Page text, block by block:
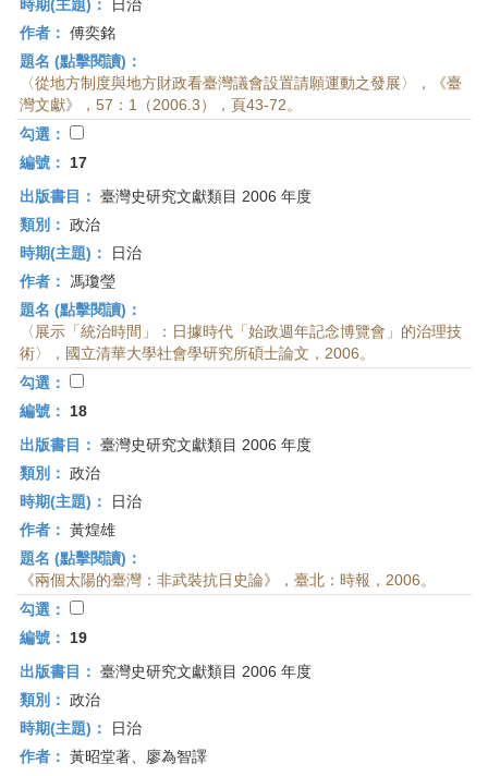
時期(主題)：
日治
作者： 傅奕銘
題名 (點擊閱讀)：
〈從地方制度與地方財政看臺灣議會設置請願運動之發展〉，《臺
灣文獻》，57：1（2006.3），頁43-72。
勾選：
編號：
17
出版書目： 臺灣史研究文獻類目 2006 年度
類別： 政治
時期(主題)：
日治
作者：
馮瓊瑩
題名 (點擊閱讀)：
〈展示「統治時間」：日據時代「始政週年記念博覽會」的治理技
術〉，國立清華大學社會學研究所碩士論文，2006。
勾選：
編號：
18
出版書目： 臺灣史研究文獻類目 2006 年度
類別： 政治
時期(主題)：
日治
作者： 黃煌雄
題名 (點擊閱讀)：
《兩個太陽的臺灣：非武裝抗日史論》，臺北：時報，2006。
勾選：
編號：
19
出版書目： 臺灣史研究文獻類目 2006 年度
類別： 政治
時期(主題)：
日治
作者： 黃昭堂著、廖為智譯